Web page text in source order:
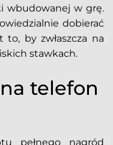
wbudowanej w grę.
dobierać
to, by zwłaszcza na
stawkach.
telefon
pełnego nagród